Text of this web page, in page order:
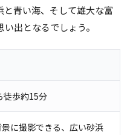
青い海、そして雄大な富
出となるでしょう。
徒歩約15分
に撮影できる、広い砂浜